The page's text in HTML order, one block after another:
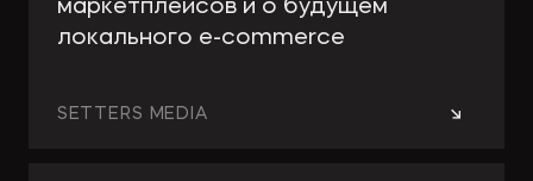
маркетплейсов и о будущем
локального e-сommerce
→
SETTERS MEDIA